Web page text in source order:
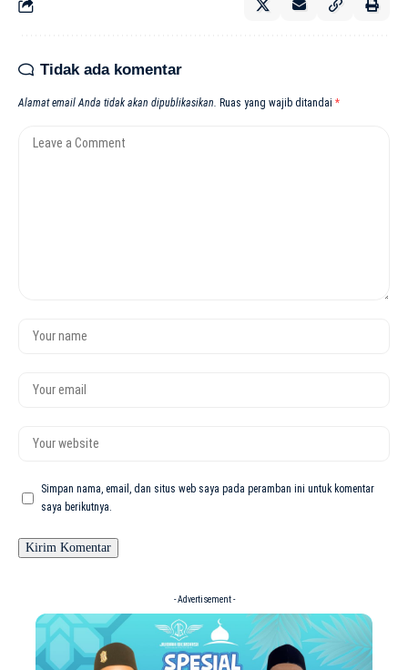
Tidak ada komentar
Alamat email Anda tidak akan dipublikasikan. Ruas yang wajib ditandai *
Simpan nama, email, dan situs web saya pada peramban ini untuk komentar
saya berikutnya.
- Advertisement -